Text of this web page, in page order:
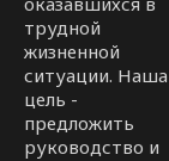
трудной
жизненной
ситуации. Наша
цель -
предложить
руководство и